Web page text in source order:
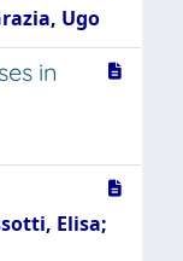
Ugo
in
Elisa;